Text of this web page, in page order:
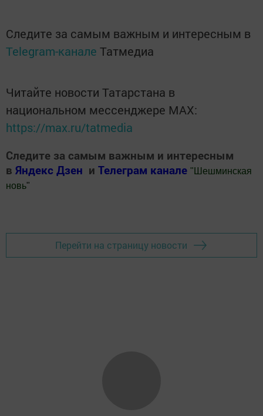
Следите за самым важным и интересным в
Telegram-канале Татмедиа
Читайте новости Татарстана в
национальном мессенджере MАХ:
https://max.ru/tatmedia
Следите за самым важным и интересным
в Яндекс Дзен и Телеграм канале " Шешминская
новь"
Перейти на страницу новости